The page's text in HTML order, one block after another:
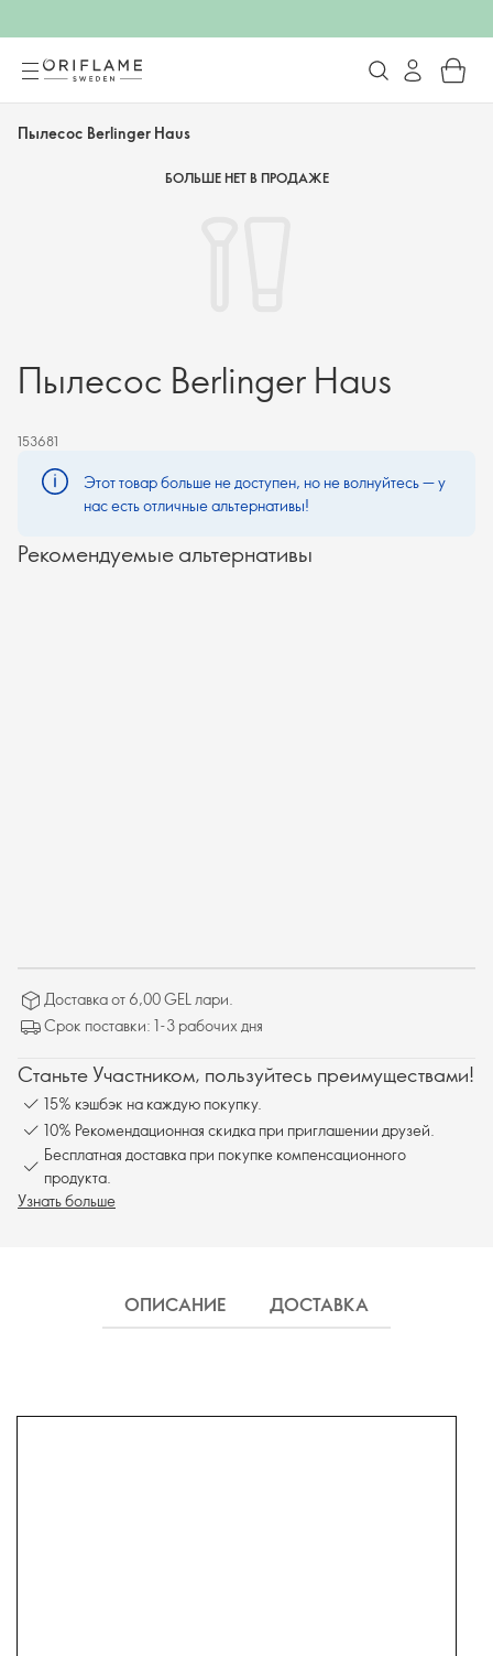
Пылесос Berlinger Haus
БОЛЬШЕ НЕТ В ПРОДАЖЕ
Пылесос Berlinger Haus
153681
Этот товар больше не доступен, но не волнуйтесь — у
нас есть отличные альтернативы!
Рекомендуемые альтернативы
Доставка от 6,00 GEL лари.
Срок поставки: 1-3 рабочих дня
Станьте Участником, пользуйтесь преимуществами!
15% кэшбэк на каждую покупку.
10% Рекомендационная скидка при приглашении друзей.
Бесплатная доставка при покупке компенсационного
продукта.
Узнать больше
ОПИСАНИЕ ДОСТАВКА